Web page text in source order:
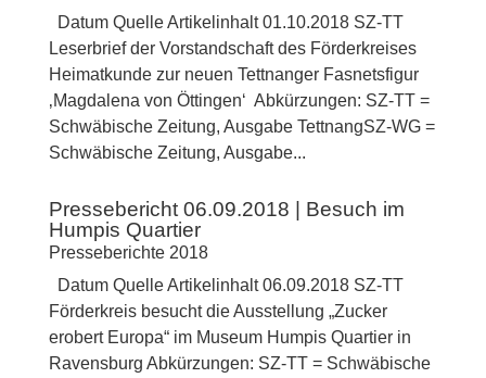
Datum Quelle Artikelinhalt 01.10.2018 SZ-TT
Leserbrief der Vorstandschaft des Förderkreises
Heimatkunde zur neuen Tettnanger Fasnetsfigur
‚Magdalena von Öttingen‘ Abkürzungen: SZ-TT =
Schwäbische Zeitung, Ausgabe TettnangSZ-WG =
Schwäbische Zeitung, Ausgabe...
Pressebericht 06.09.2018 | Besuch im
Humpis Quartier
Presseberichte 2018
Datum Quelle Artikelinhalt 06.09.2018 SZ-TT
Förderkreis besucht die Ausstellung „Zucker
erobert Europa“ im Museum Humpis Quartier in
Ravensburg Abkürzungen: SZ-TT = Schwäbische